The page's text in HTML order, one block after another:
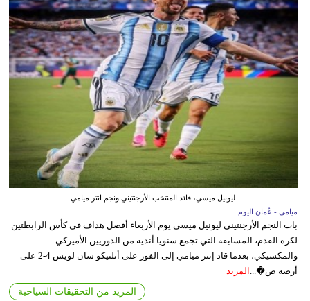
ليونيل ميسي، قائد المنتخب الأرجنتيني ونجم انتر ميامي
ميامي - عُمان اليوم
بات النجم الأرجنتيني ليونيل ميسي يوم الأربعاء أفضل هداف في كأس الرابطتين
لكرة القدم، المسابقة التي تجمع سنويا أندية من الدوريين الأميركي
والمكسيكي، بعدما قاد إنتر ميامي إلى الفوز على أتلتيكو سان لويس 4-2 على
أرضه ض�...
المزيد
المزيد من التحقيقات السياحية